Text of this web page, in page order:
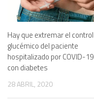
Hay que extremar el control
glucémico del paciente
hospitalizado por COVID-19
con diabetes
28 ABRIL, 2020